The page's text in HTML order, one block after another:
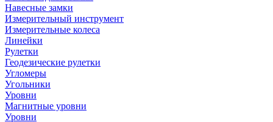
Навесные замки
Измерительный инструмент
Измерительные колеса
Линейки
Рулетки
Геодезические рулетки
Угломеры
Угольники
Уровни
Магнитные уровни
Уровни